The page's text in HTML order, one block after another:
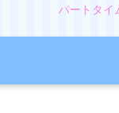
パートタイ